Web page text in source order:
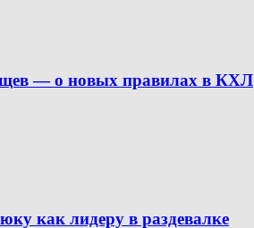
— о новых правилах в КХЛ
как лидеру в раздевалке